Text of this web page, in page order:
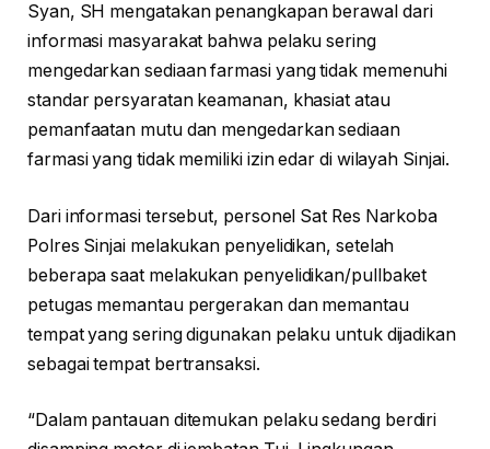
Syan, SH mengatakan penangkapan berawal dari
informasi masyarakat bahwa pelaku sering
mengedarkan sediaan farmasi yang tidak memenuhi
standar persyaratan keamanan, khasiat atau
pemanfaatan mutu dan mengedarkan sediaan
farmasi yang tidak memiliki izin edar di wilayah Sinjai.
Dari informasi tersebut, personel Sat Res Narkoba
Polres Sinjai melakukan penyelidikan, setelah
beberapa saat melakukan penyelidikan/pullbaket
petugas memantau pergerakan dan memantau
tempat yang sering digunakan pelaku untuk dijadikan
sebagai tempat bertransaksi.
“Dalam pantauan ditemukan pelaku sedang berdiri